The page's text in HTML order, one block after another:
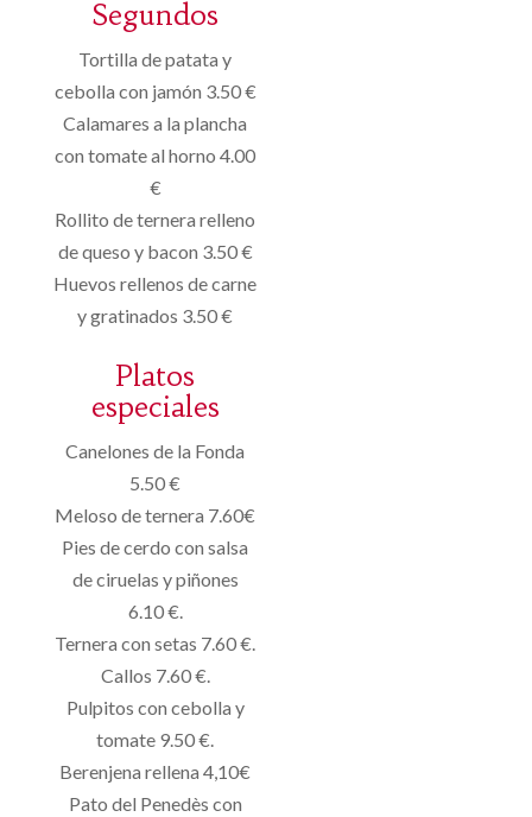
Segundos
Tortilla de patata y
cebolla con jamón 3.50 €
Calamares a la plancha
con tomate al horno 4.00
€
Rollito de ternera relleno
de queso y bacon 3.50 €
Huevos rellenos de carne
y gratinados 3.50 €
Platos
especiales
Canelones de la Fonda
5.50 €
Meloso de ternera 7.60€
Pies de cerdo con salsa
de ciruelas y piñones
6.10 €.
Ternera con setas 7.60 €.
Callos 7.60 €.
Pulpitos con cebolla y
tomate 9.50 €.
Berenjena rellena 4,10€
Pato del Penedès con